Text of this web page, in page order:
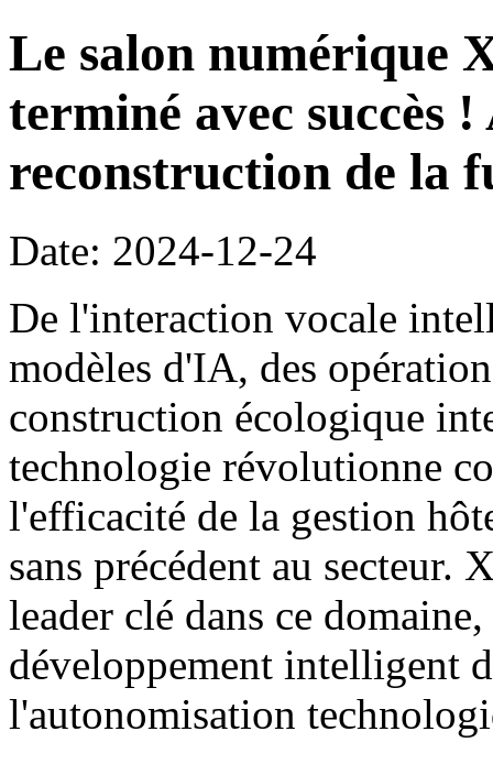
Le salon numérique
terminé avec succès
reconstruction de la
Date: 2024-12-24
De l'interaction vocale
modèles d'IA, des
construction écologique
technologie révolutionne
l'efficacité de la gestion
sans précédent au secteur.
leader clé dans ce
développement intelligent
l'autonomisation